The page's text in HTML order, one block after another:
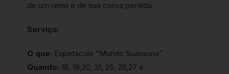
de um reino e de sua coroa perdida.
Serviço:
O que: Espetáculo “Mundo Suassuna”
Quando: 18, 19,20, 21, 25, 26,27 e